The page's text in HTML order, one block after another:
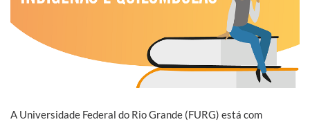
A Universidade Federal do Rio Grande (FURG) está com